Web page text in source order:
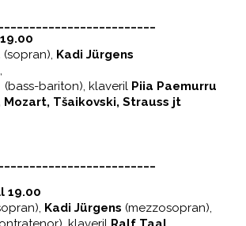
(sopran), Kadi Jürgens
(bass-bariton), klaveril Piia Paemurru
Mozart, Tšaikovski, Strauss jt
19.00
Kadi Jürgens (mezzosopran),